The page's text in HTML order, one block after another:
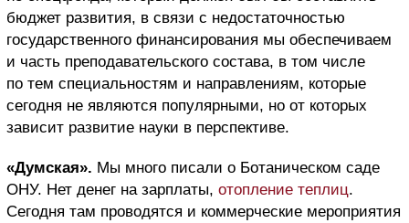
бюджет развития, в связи с недостаточностью
государственного финансирования мы обеспечиваем
и часть преподавательского состава, в том числе
по тем специальностям и направлениям, которые
сегодня не являются популярными, но от которых
зависит развитие науки в перспективе.
«Думская». Мы много писали о Ботаническом саде
ОНУ. Нет денег на зарплаты, отопление теплиц.
Сегодня там проводятся и коммерческие мероприятия